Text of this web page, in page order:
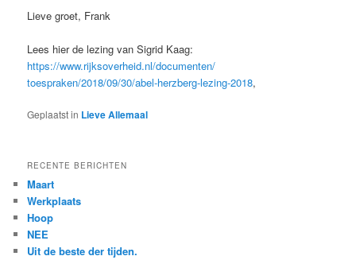
Lieve groet, Frank
Lees hier de lezing van Sigrid Kaag:
https://www.rijksoverheid.nl/documenten/
toespraken/2018/09/30/abel-herzberg-lezing-2018,
Geplaatst in Lieve Allemaal
RECENTE BERICHTEN
Maart
Werkplaats
Hoop
NEE
Uit de beste der tijden.